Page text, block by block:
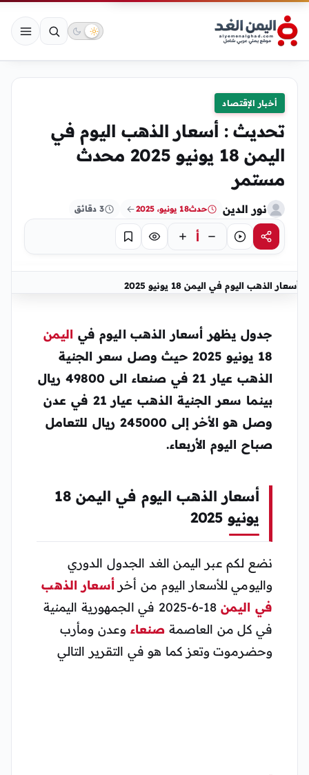
أخبار الإقتصاد
تحديث : أسعار الذهب اليوم في
اليمن 18 يونيو 2025 محدث
مستمر
نور الدين حدث18 يونيو، 2025 3 دقائق
مشاركةاستماع أ تركيز حفظ
أسعار الذهب اليوم في اليمن 18 يونيو 2025
جدول يظهر أسعار الذهب اليوم في اليمن
18 يونيو 2025
حيث وصل سعر الجنية
الذهب عيار 21 في صنعاء الى 49800 ريال
بينما سعر الجنية الذهب عيار 21 في عدن
وصل هو الأخر إلى 245000 ريال للتعامل
صباح اليوم الأربعاء.
أسعار الذهب اليوم في اليمن 18
يونيو 2025
نضع لكم عبر اليمن الغد الجدول الدوري
واليومي للأسعار اليوم من أخرأسعار الذهب
في اليمن
18-6-2025 في الجمهورية اليمنية
في كل من العاصمة صنعاء وعدن ومأرب
وحضرموت وتعز كما هو في التقرير التالي